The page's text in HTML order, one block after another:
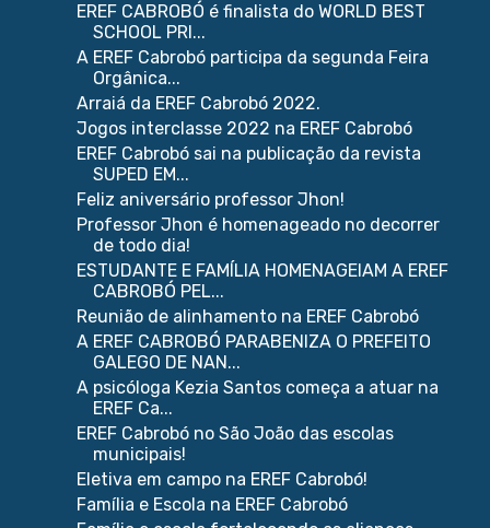
EREF CABROBÓ é finalista do WORLD BEST
SCHOOL PRI...
A EREF Cabrobó participa da segunda Feira
Orgânica...
Arraiá da EREF Cabrobó 2022.
Jogos interclasse 2022 na EREF Cabrobó
EREF Cabrobó sai na publicação da revista
SUPED EM...
Feliz aniversário professor Jhon!
Professor Jhon é homenageado no decorrer
de todo dia!
ESTUDANTE E FAMÍLIA HOMENAGEIAM A EREF
CABROBÓ PEL...
Reunião de alinhamento na EREF Cabrobó
A EREF CABROBÓ PARABENIZA O PREFEITO
GALEGO DE NAN...
A psicóloga Kezia Santos começa a atuar na
EREF Ca...
EREF Cabrobó no São João das escolas
municipais!
Eletiva em campo na EREF Cabrobó!
Família e Escola na EREF Cabrobó